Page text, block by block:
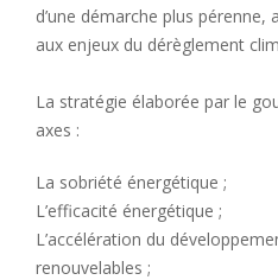
d’une démarche plus
aux enjeux du dérèglement
La stratégie élaborée par le
axes :
La sobriété énergétique ;
L’efficacité énergétique ;
L’accélération du
renouvelables ;